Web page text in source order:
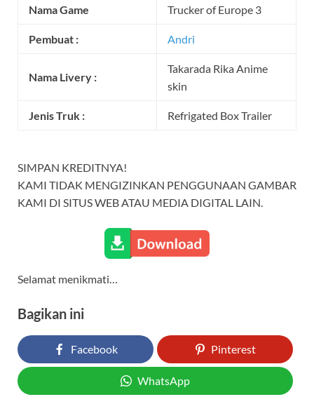
Nama Game Trucker of Europe 3
Pembuat : Andri
Nama Livery :
Takarada Rika Anime
skin
Jenis Truk : Refrigated Box Trailer
SIMPAN KREDITNYA!
KAMI TIDAK MENGIZINKAN PENGGUNAAN GAMBAR
KAMI DI SITUS WEB ATAU MEDIA DIGITAL LAIN.
Selamat menikmati…
Bagikan ini
Facebook Pinterest
WhatsApp